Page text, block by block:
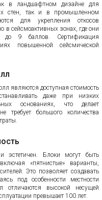
в ландшафтном дизайне для
стен, так и в промышленном
для укрепления откосов
в сейсмоактивных зонах, где они
до 9 баллов. Сертификация
повышенной сейсмической
являются доступная стоимость
даже при низких
основаниях, что делает
большого количества
эстетичен. Блоки могут быть
«пятнистые» варианты,
Это позволяет создавать
под особенности местности
высокой несущей
превышает 100 лет.